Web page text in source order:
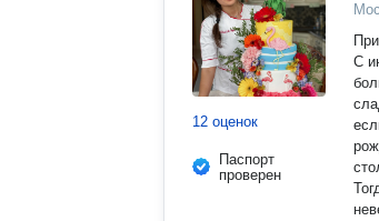
12 оценок
Паспорт
проверен
С